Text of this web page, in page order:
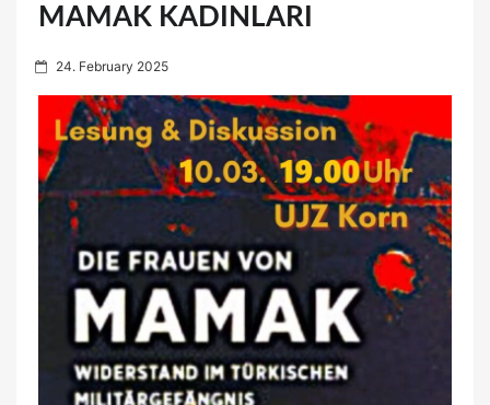
MAMAK KADINLARI
P
o
e
d
24. February 2025